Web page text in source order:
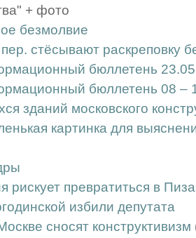
+ фото
безмолвие
стёсывают раскреповку
бюллетень
бюллетень 08 –
зданий московского
картинка для
рискует превратиться в
избили депутата
сносят конструктивизм